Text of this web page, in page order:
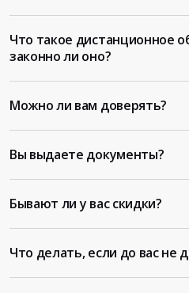
Что такое дистанционное
законно ли оно?
Можно ли вам доверять?
Вы выдаете документы?
Бывают ли у вас скидки?
Что делать, если до вас не